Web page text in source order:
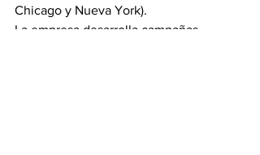
Chicago y Nueva York).
La empresa desarrolla campañas